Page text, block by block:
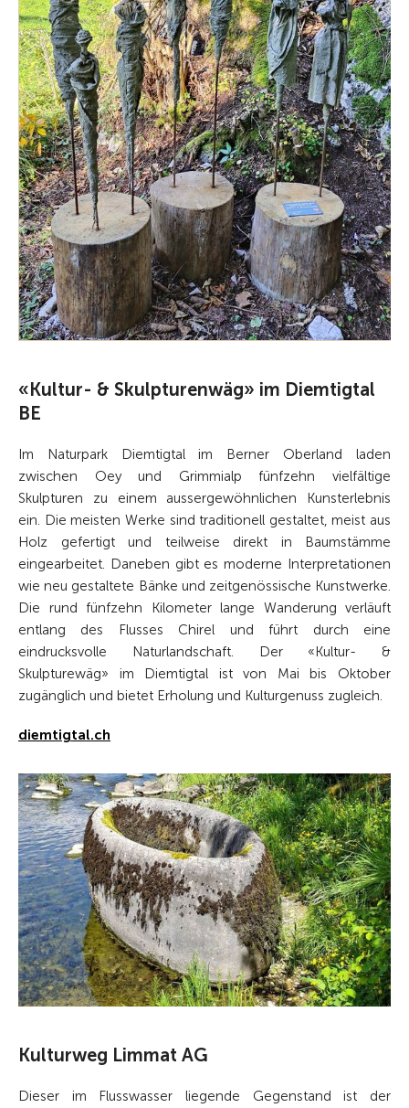
«Kultur- & Skulpturenwäg» im Diemtigtal
BE
Im Naturpark Diemtigtal im Berner Oberland laden
zwischen Oey und Grimmialp fünfzehn vielfältige
Skulpturen zu einem aussergewöhnlichen Kunsterlebnis
ein. Die meisten Werke sind traditionell gestaltet, meist aus
Holz gefertigt und teilweise direkt in Baumstämme
eingearbeitet. Daneben gibt es moderne Interpretationen
wie neu gestaltete Bänke und zeitgenössische Kunstwerke.
Die rund fünfzehn Kilometer lange Wanderung verläuft
entlang des Flusses Chirel und führt durch eine
eindrucksvolle Naturlandschaft. Der «Kultur- &
Skulpturewäg» im Diemtigtal ist von Mai bis Oktober
zugänglich und bietet Erholung und Kulturgenuss zugleich.
diemtigtal.ch
Kulturweg Limmat AG
Dieser im Flusswasser liegende Gegenstand ist der